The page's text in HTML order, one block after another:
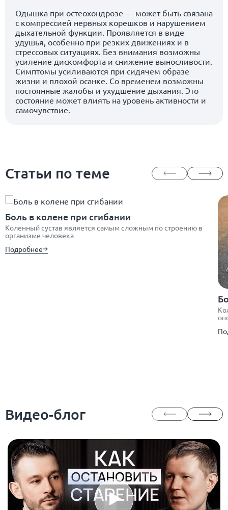
Одышка при остеохондрозе — может быть связана
с компрессией нервных корешков и нарушением
дыхательной функции. Проявляется в виде
удушья, особенно при резких движениях и в
стрессовых ситуациях. Без внимания возможны
усиление дискомфорта и снижение выносливости.
Симптомы усиливаются при сидячем образе
жизни и плохой осанке. Со временем возможны
постоянные жалобы и ухудшение дыхания. Это
состояние может влиять на уровень активности и
самочувствие.
Статьи по теме
Боль в колене при сгибании
Коленный сустав является самым сложным по строению в
организме человека
Подробнее
Видео-блог